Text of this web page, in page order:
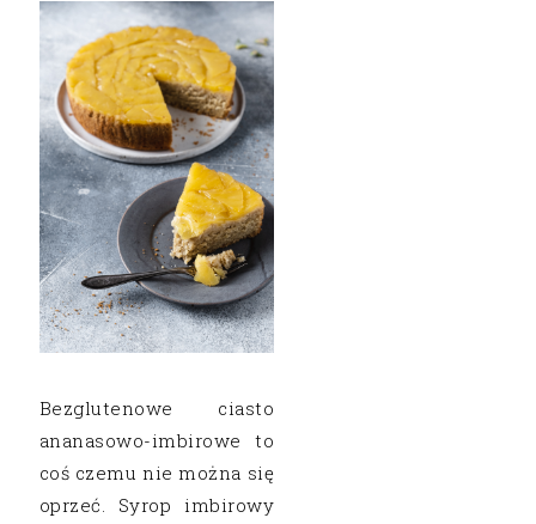
Bezglutenowe ciasto
ananasowo-imbirowe to
coś czemu nie można się
oprzeć. Syrop imbirowy